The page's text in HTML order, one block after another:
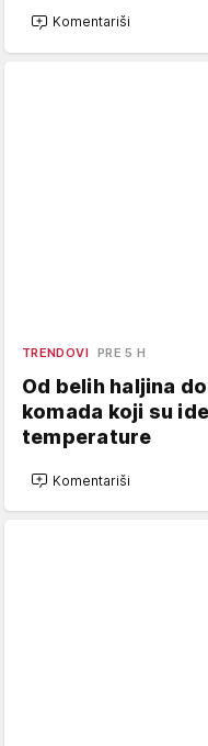
Komentariši
TRENDOVI PRE 5 H
Od belih haljina
komada koji su
temperature
Komentariši